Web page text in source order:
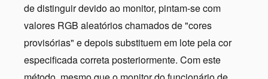
de distinguir devido ao monitor, pintam-se com
valores RGB aleatórios chamados de "cores
provisórias" e depois substituem em lote pela cor
especificada correta posteriormente. Com este